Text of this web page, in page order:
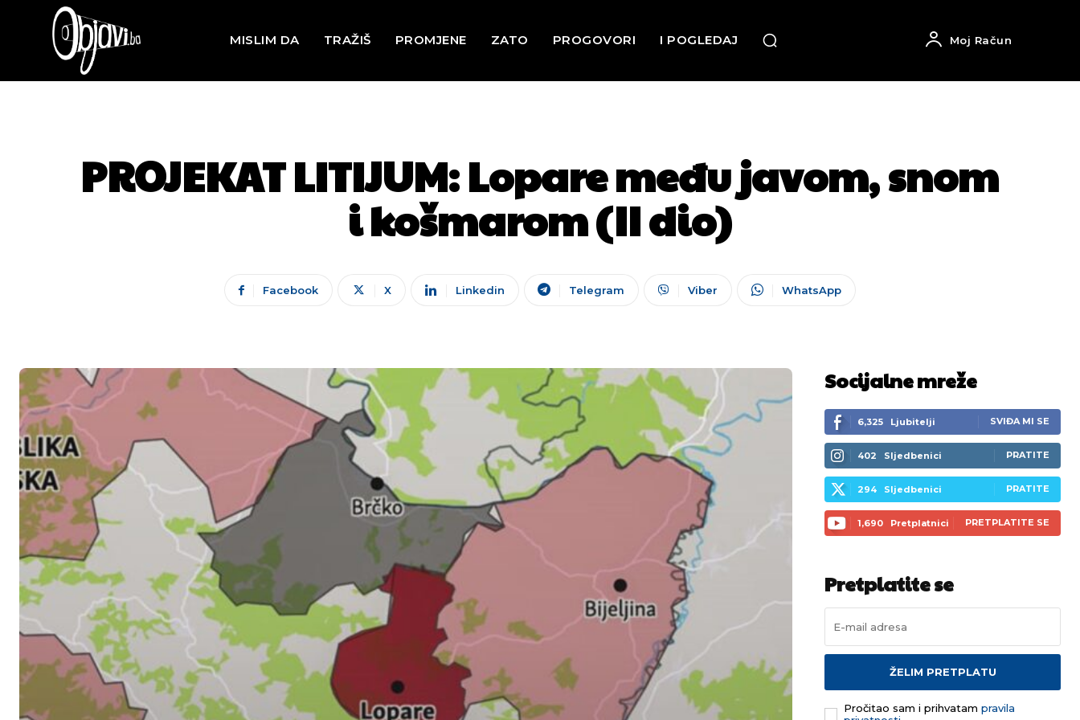
MISLIM DA TRAŽIŠ PROMJENE ZATO PROGOVORI I POGLEDAJ Moj Račun
PROJEKAT LITIJUM: Lopare među javom, snom
i košmarom (II dio)
Facebook X Linkedin Telegram Viber WhatsApp
Socijalne mreže
6,325 Ljubitelji SVIĐA MI SE
402 Sljedbenici PRATITE
294 Sljedbenici PRATITE
1,690 Pretplatnici PRETPLATITE SE
Pretplatite se
ŽELIM PRETPLATU
Pročitao sam i prihvatam pravila